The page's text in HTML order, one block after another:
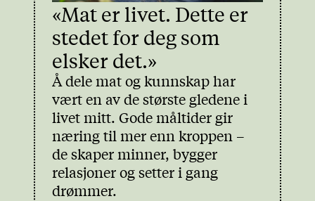
«Mat er livet. Dette er
stedet for deg som
elsker det.»
Å dele mat og kunnskap har
vært en av de største gledene i
livet mitt. Gode måltider gir
næring til mer enn kroppen –
de skaper minner, bygger
relasjoner og setter i gang
drømmer.